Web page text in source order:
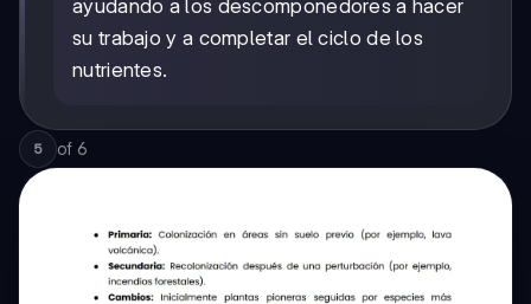
ayudando a los descomponedores a hacer
su trabajo y a completar el ciclo de los
nutrientes.
5 of 6